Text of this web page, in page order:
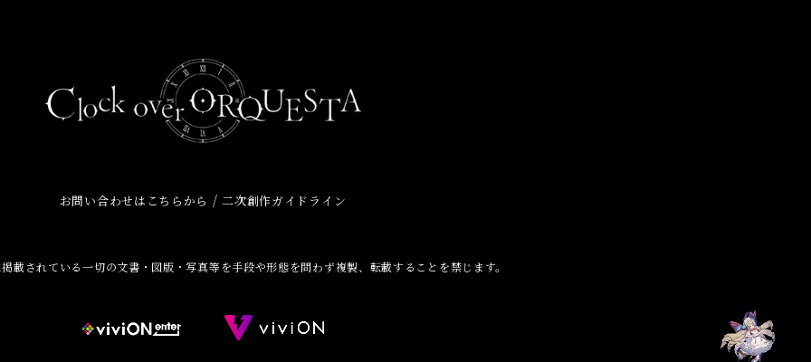
お問い合わせはこちらから /二次創作ガイドライン
載されている一切の文書・図版・写真等を手段や形態を問わず複製、転載することを禁じます。